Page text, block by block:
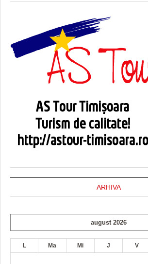
ARHIVA
august 2026
L Ma Mi J V